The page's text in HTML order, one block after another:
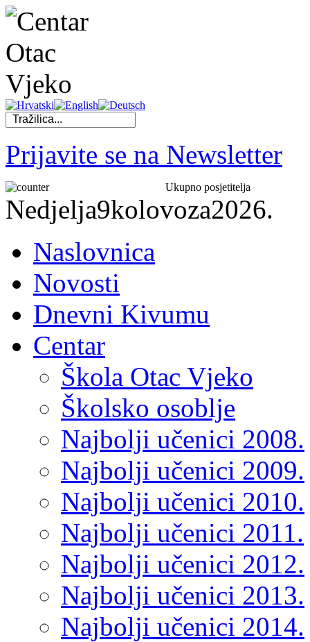
Prijavite se na Newsletter
Ukupno posjetitelja
Nedjelja9kolovoza2026.
Naslovnica
Novosti
Dnevni Kivumu
Centar
Škola Otac Vjeko
Školsko osoblje
Najbolji učenici 2008.
Najbolji učenici 2009.
Najbolji učenici 2010.
Najbolji učenici 2011.
Najbolji učenici 2012.
Najbolji učenici 2013.
Najbolji učenici 2014.